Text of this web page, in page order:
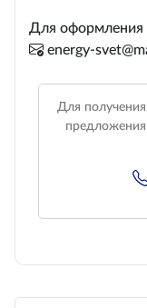
Для оформления
energy-
Для